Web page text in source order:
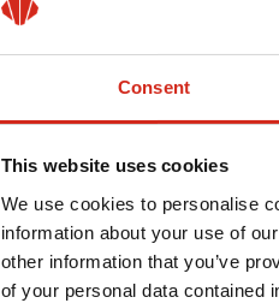
Consent
This website uses cookies
We use cookies to personalise
information about your use of
other information that you’ve
of your personal data contained